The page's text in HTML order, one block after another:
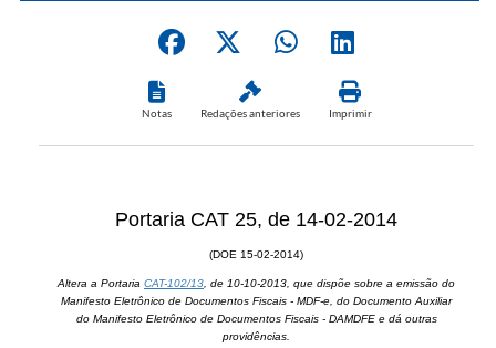
Notas Redações anteriores Imprimir
Portaria CAT 25, de 14-02-2014
(DOE 15-02-2014)
Altera a Portaria CAT-102/13 , de 10-10-2013, que dispõe sobre a emissão do
Manifesto Eletrônico de Documentos Fiscais - MDF-e, do Documento Auxiliar
do Manifesto Eletrônico de Documentos Fiscais - DAMDFE e dá outras
providências.